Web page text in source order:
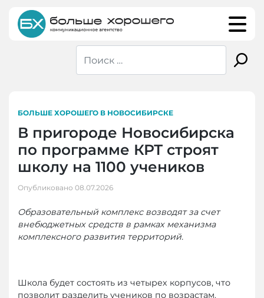
content
БОЛЬШЕ ХОРОШЕГО В НОВОСИБИРСКЕ
В пригороде Новосибирска
по программе КРТ строят
школу на 1100 учеников
Опубликовано 08.07.2026
Образовательный комплекс возводят за счет
внебюджетных средств в рамках механизма
комплексного развития территорий.
Школа будет состоять из четырех корпусов, что
позволит разделить учеников по возрастам.